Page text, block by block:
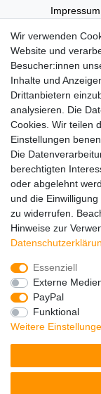
Wir verwenden
Website und
Besucher:innen
Inhalte und
Drittanbietern
analysieren. Die
Cookies. Wir teilen
Einstellungen
Die
berechtigten
oder abgelehnt
und die
zu widerrufen.
Hinweise zur
Essenziell
Externe
PayPal
Funktional
Weitere
Impressum
Hinweise zur
Im
der Lieferung
verpflichtet, Sie
Sie sind zur
gesetzlich
Neubatterien im
unentgeltlich an
zurückgeben.
haben folgende
Das Symbol
die Batterie
Pb = Batterie
Cd = Batterie
Cadmium
Hg = Batterie
Bitte beachten